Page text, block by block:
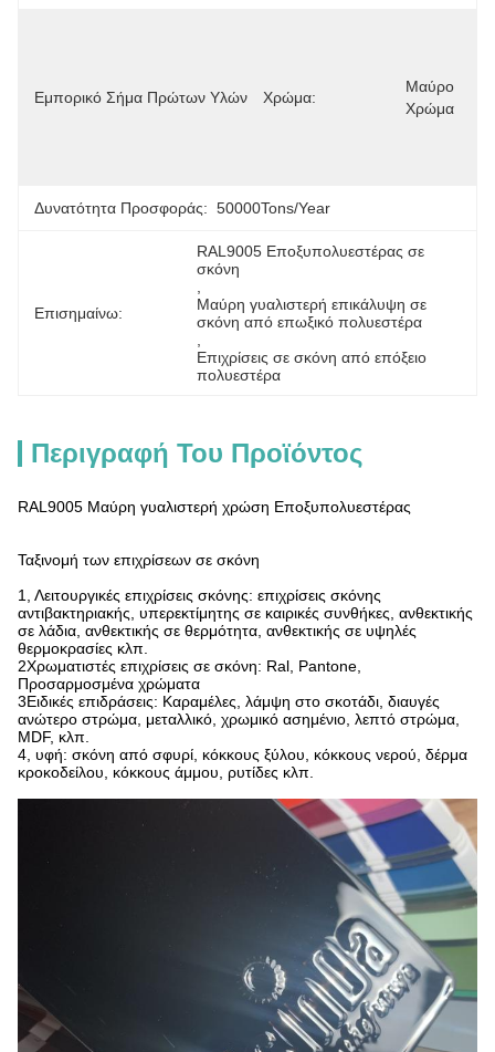
Εμπορικό Σήμα Πρώτων Υλών:
Πρόσθετες
Χρώμα:
Μαύρο
Χρώμα
Δυνατότητα Προσφοράς: 50000Tons/Year
Επισημαίνω:
RAL9005 Εποξυπολυεστέρας σε
σκόνη
Μαύρη γυαλιστερή επικάλυψη σε
σκόνη από επωξικό πολυεστέρα
Επιχρίσεις σε σκόνη από επόξειο
πολυεστέρα
Περιγραφή Του Προϊόντος
RAL9005 Μαύρη γυαλιστερή χρώση Εποξυπολυεστέρας
Ταξινομή των επιχρίσεων σε σκόνη
1, Λειτουργικές επιχρίσεις σκόνης: επιχρίσεις σκόνης
αντιβακτηριακής, υπερεκτίμητης σε καιρικές συνθήκες, ανθεκτικής
σε λάδια, ανθεκτικής σε θερμότητα, ανθεκτικής σε υψηλές
θερμοκρασίες κλπ.
2Χρωματιστές επιχρίσεις σε σκόνη: Ral, Pantone,
Προσαρμοσμένα χρώματα
3Ειδικές επιδράσεις: Καραμέλες, λάμψη στο σκοτάδι, διαυγές
ανώτερο στρώμα, μεταλλικό, χρωμικό ασημένιο, λεπτό στρώμα,
MDF, κλπ.
4, υφή: σκόνη από σφυρί, κόκκους ξύλου, κόκκους νερού, δέρμα
κροκοδείλου, κόκκους άμμου, ρυτίδες κλπ.